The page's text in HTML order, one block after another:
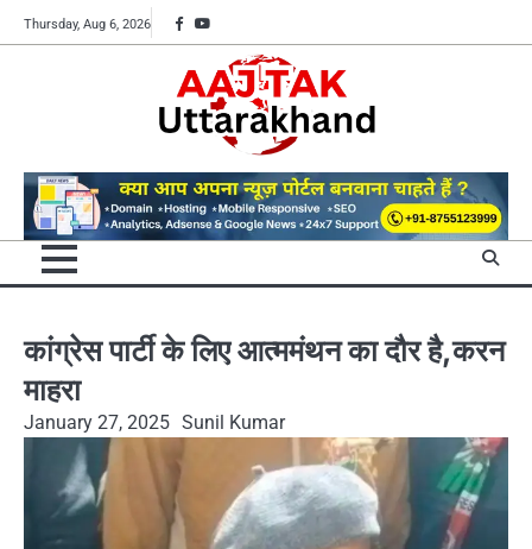
Skip
to
Thursday, Aug 6, 2026 Facebook
YouTube
कांग्रेस पार्टी के लिए आत्ममंथन का दौर है,करन
माहरा
January 27, 2025 Sunil Kumar